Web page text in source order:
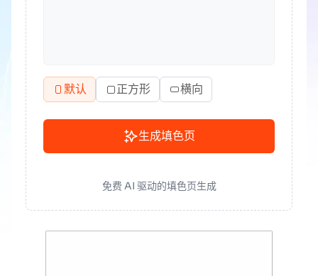
默认 正方形 横向
生成填色页
免费 AI 驱动的填色页生成